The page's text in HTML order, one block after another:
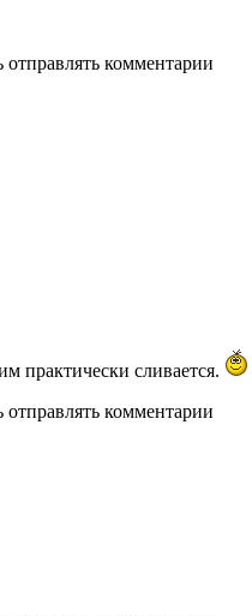
комментарии
практически сливается.
комментарии